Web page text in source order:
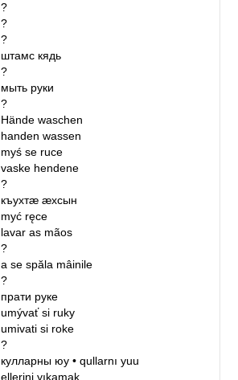
?
?
?
штамс кядь
?
мыть руки
?
Hände waschen
handen wassen
myś se ruce
vaske hendene
?
къухтӕ ӕхсын
myć ręce
lavar as mãos
?
a se spăla mâinile
?
прати руке
umývať si ruky
umivati si roke
?
кулларны юу• qullarnı yuu
ellerini yıkamak